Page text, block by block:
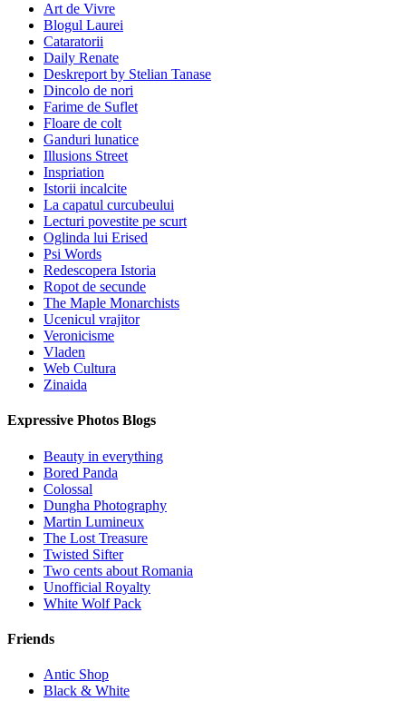
Art de Vivre
Blogul Laurei
Cataratorii
Daily Renate
Deskreport by Stelian Tanase
Dincolo de nori
Farime de Suflet
Floare de colt
Ganduri lunatice
Illusions Street
Inspriation
Istorii incalcite
La capatul curcubeului
Lecturi povestite pe scurt
Oglinda lui Erised
Psi Words
Redescopera Istoria
Ropot de secunde
The Maple Monarchists
Ucenicul vrajitor
Veronicisme
Vladen
Web Cultura
Zinaida
Expressive Photos Blogs
Beauty in everything
Bored Panda
Colossal
Dungha Photography
Martin Lumineux
The Lost Treasure
Twisted Sifter
Two cents about Romania
Unofficial Royalty
White Wolf Pack
Friends
Antic Shop
Black & White